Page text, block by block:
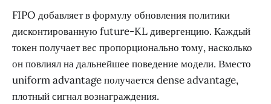
FIPO добавляет в формулу обновления политики
дисконтированную future-KL дивергенцию. Каждый
токен получает вес пропорционально тому, насколько
он повлиял на дальнейшее поведение модели. Вместо
uniform advantage получается dense advantage,
плотный сигнал вознаграждения.